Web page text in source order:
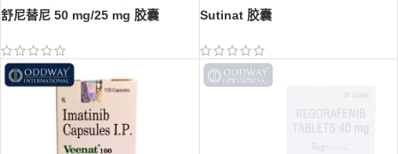
舒尼替尼 50 mg/25 mg 胶囊 Sutinat 胶囊